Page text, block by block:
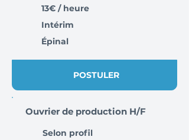
13€ / heure
Intérim
Épinal
POSTULER
Ouvrier de production H/F
Selon profil